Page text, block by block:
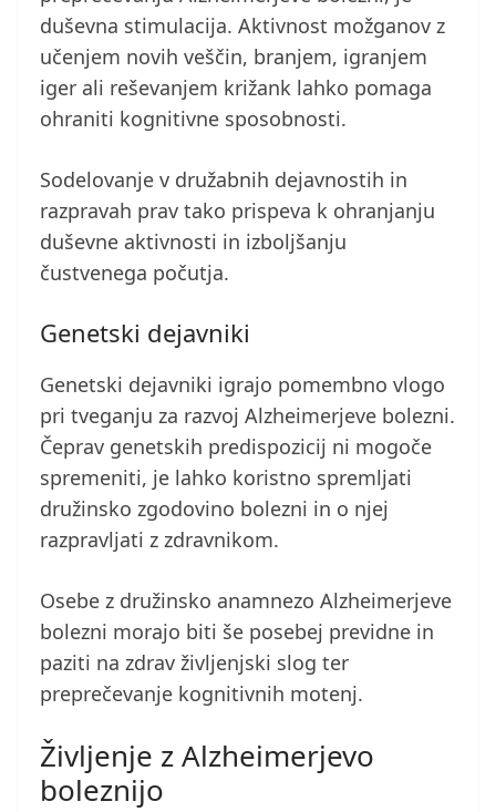
duševna stimulacija. Aktivnost možganov z
učenjem novih veščin, branjem, igranjem
iger ali reševanjem križank lahko pomaga
ohraniti kognitivne sposobnosti.
Sodelovanje v družabnih dejavnostih in
razpravah prav tako prispeva k ohranjanju
duševne aktivnosti in izboljšanju
čustvenega počutja.
Genetski dejavniki
Genetski dejavniki igrajo pomembno vlogo
pri tveganju za razvoj Alzheimerjeve bolezni.
Čeprav genetskih predispozicij ni mogoče
spremeniti, je lahko koristno spremljati
družinsko zgodovino bolezni in o njej
razpravljati z zdravnikom.
Osebe z družinsko anamnezo Alzheimerjeve
bolezni morajo biti še posebej previdne in
paziti na zdrav življenjski slog ter
preprečevanje kognitivnih motenj.
Življenje z Alzheimerjevo
boleznijo